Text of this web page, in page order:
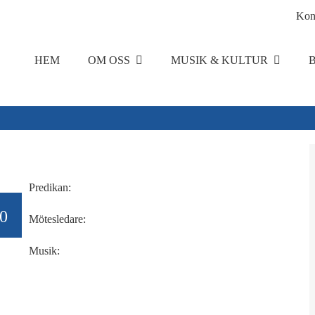
HEM OM OSS MUSIK & KULTUR
Predikan:
Mötesledare:
Musik: